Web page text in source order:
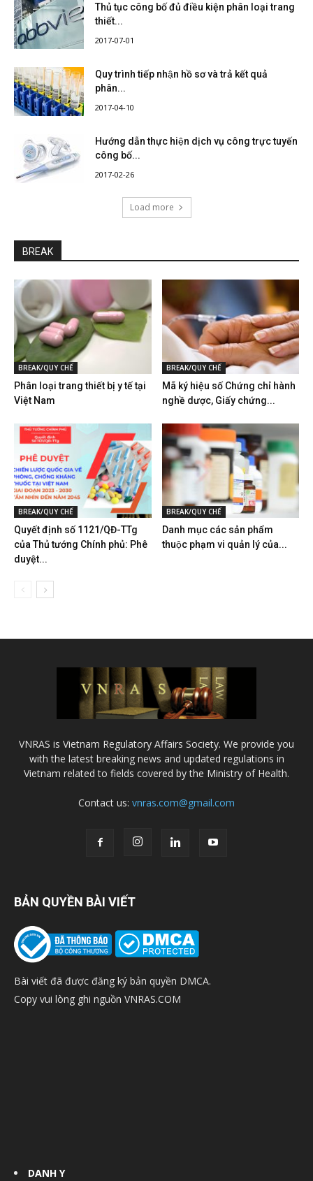
Thủ tục công bố đủ điều kiện phân loại trang
thiết...
2017-07-01
Quy trình tiếp nhận hồ sơ và trả kết quả
phân...
2017-04-10
Hướng dẫn thực hiện dịch vụ công trực tuyến
công bố...
2017-02-26
Load more
BREAK
BREAK/QUY CHẾ
Phân loại trang thiết bị y tế tại
Việt Nam
BREAK/QUY CHẾ
Mã ký hiệu số Chứng chỉ hành
nghề dược, Giấy chứng...
BREAK/QUY CHẾ
Quyết định số 1121/QĐ-TTg
của Thủ tướng Chính phủ: Phê
duyệt...
BREAK/QUY CHẾ
Danh mục các sản phẩm
thuộc phạm vi quản lý của...
VNRAS is Vietnam Regulatory Affairs Society. We provide you
with the latest breaking news and updated regulations in
Vietnam related to fields covered by the Ministry of Health.
Contact us: vnras.com@gmail.com
BẢN QUYỀN BÀI VIẾT
Bài viết đã được đăng ký bản quyền DMCA.
Copy vui lòng ghi nguồn VNRAS.COM
DANH Y